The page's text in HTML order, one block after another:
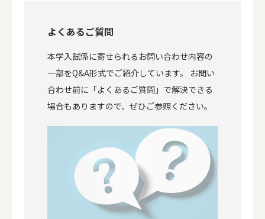
よくあるご質問
本学入試係に寄せられるお問い合わせ内容の
一部をQ&A形式でご紹介しています。 お問い
合わせ前に「よくあるご質問」で解決できる
場合もありますので、ぜひご参照ください。